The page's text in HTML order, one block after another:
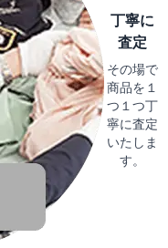
丁寧に
査定
その場で
商品を１
つ１つ丁
寧に査定
いたしま
す。